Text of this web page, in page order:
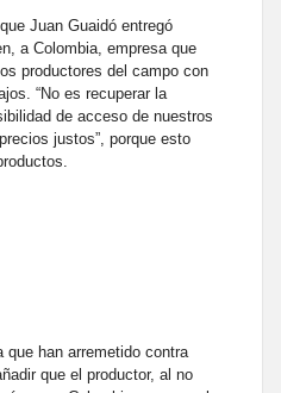
Juan Guaidó entregó
a Colombia, empresa que
productores del campo con
“No es recuperar la
de acceso de nuestros
justos”, porque esto
que han arremetido contra
que el productor, al no